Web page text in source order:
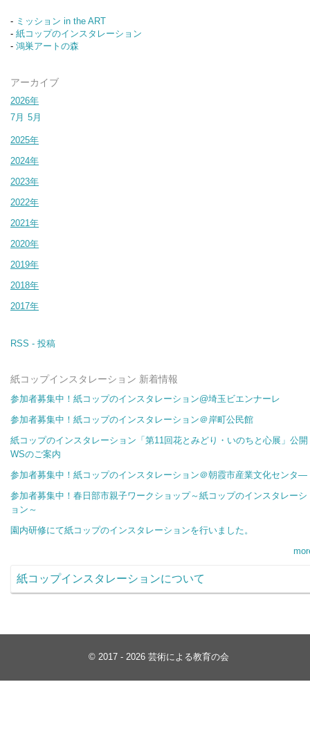
- ミッション in the ART
- 紙コップのインスタレーション
- 鴻巣アートの森
アーカイブ
2026年
7月 5月
2025年
2024年
2023年
2022年
2021年
2020年
2019年
2018年
2017年
RSS - 投稿
紙コップインスタレーション 新着情報
参加者募集中！紙コップのインスタレーション@埼玉ビエンナーレ
参加者募集中！紙コップのインスタレーション＠岸町公民館
紙コップのインスタレーション「第11回花とみどり・いのちと心展」公開
WSのご案内
参加者募集中！紙コップのインスタレーション＠朝霞市産業文化センタ―
参加者募集中！春日部市親子ワークショップ～紙コップのインスタレーシ
ョン～
園内研修にて紙コップのインスタレーションを行いました。
紙コップインスタレーションについて
© 2017 - 2026 芸術による教育の会